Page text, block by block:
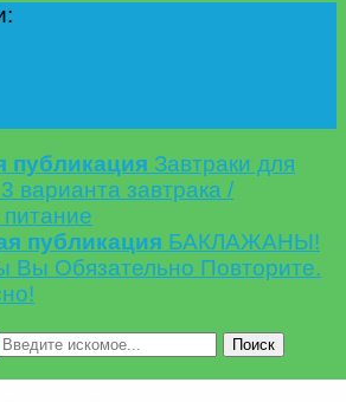
Завтраки для
варианта завтрака /
публикация БАКЛАЖАНЫ!
Вы Обязательно Повторите.
Поиск